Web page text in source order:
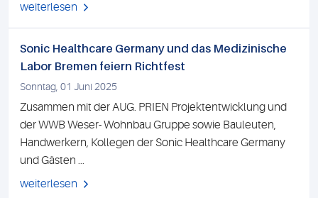
weiterlesen
Sonic Healthcare Germany und das Medizinische
Labor Bremen feiern Richtfest
Sonntag, 01 Juni 2025
Zusammen mit der AUG. PRIEN Projektentwicklung und
der WWB Weser- Wohnbau Gruppe sowie Bauleuten,
Handwerkern, Kollegen der Sonic Healthcare Germany
und Gästen ...
weiterlesen